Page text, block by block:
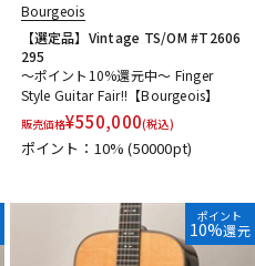
Bourgeois
【選定品】Vintage TS/OM #T2606
295
～ポイント10%還元中～ Finger
Style Guitar Fair!!【Bourgeois】
販売価格¥550,000(税込)
ポイント：10%(50000pt)
ポイント
10%還元